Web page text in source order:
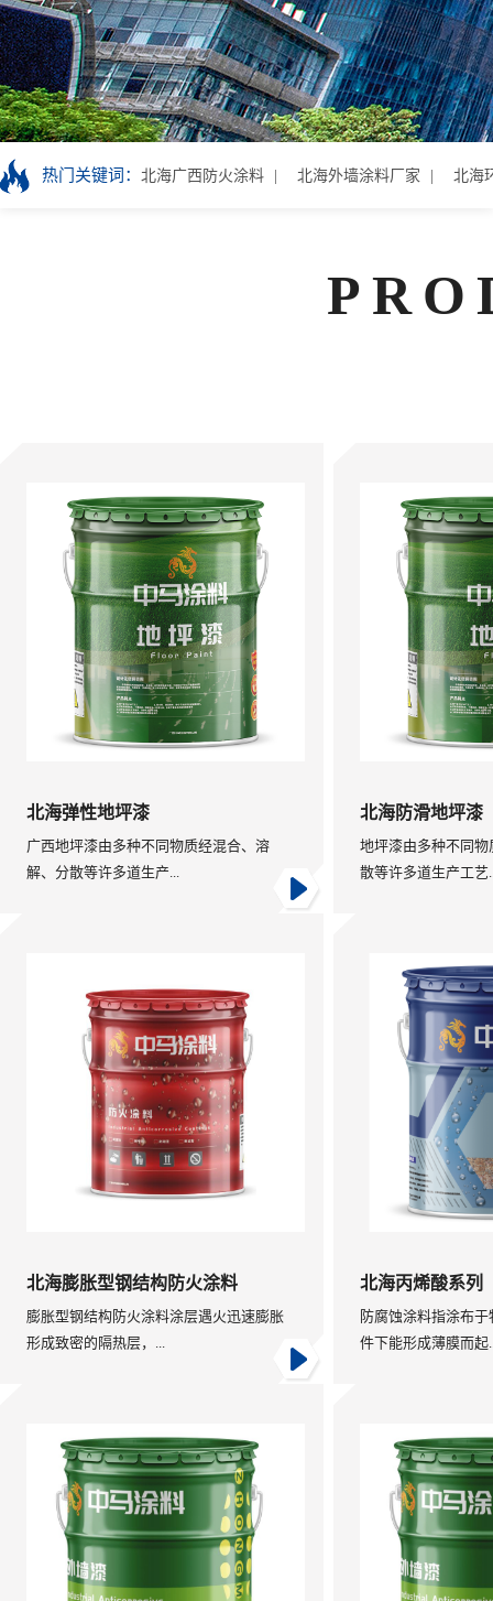
热门关键词： 北海广西防火涂料 北海外墙涂料厂家 北海
北海弹性地坪漆
广西地坪漆由多种不同物质经混合、溶
解、分散等许多道生产...
北海防滑地坪漆
地坪漆由多种不同
散等许多道生产工艺
北海膨胀型钢结构防火涂料
膨胀型钢结构防火涂料涂层遇火迅速膨胀
形成致密的隔热层，...
北海丙烯酸系列
防腐蚀涂料指涂布
件下能形成薄膜而起